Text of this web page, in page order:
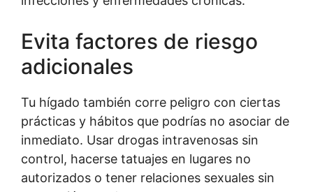
Evita factores de riesgo
adicionales
Tu hígado también corre peligro con ciertas
prácticas y hábitos que podrías no asociar de
inmediato. Usar drogas intravenosas sin
control, hacerse tatuajes en lugares no
autorizados o tener relaciones sexuales sin